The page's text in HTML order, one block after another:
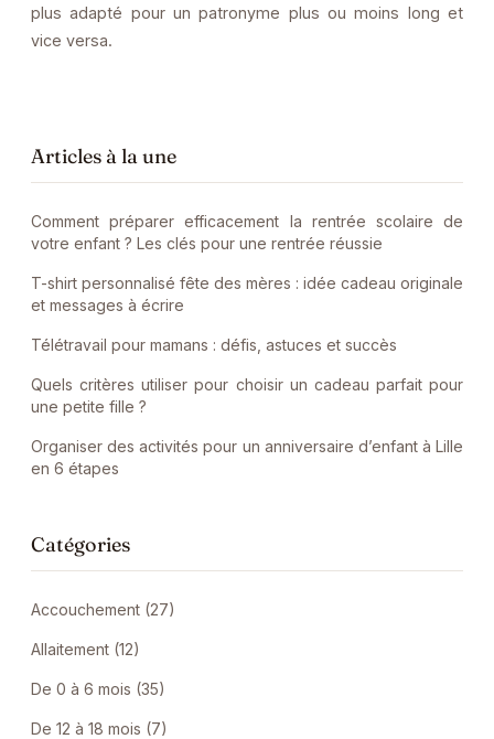
plus adapté pour un patronyme plus ou moins long et
vice versa.
Articles à la une
Comment préparer efficacement la rentrée scolaire de
votre enfant ? Les clés pour une rentrée réussie
T-shirt personnalisé fête des mères : idée cadeau originale
et messages à écrire
Télétravail pour mamans : défis, astuces et succès
Quels critères utiliser pour choisir un cadeau parfait pour
une petite fille ?
Organiser des activités pour un anniversaire d’enfant à Lille
en 6 étapes
Catégories
Accouchement (27)
Allaitement (12)
De 0 à 6 mois (35)
De 12 à 18 mois (7)